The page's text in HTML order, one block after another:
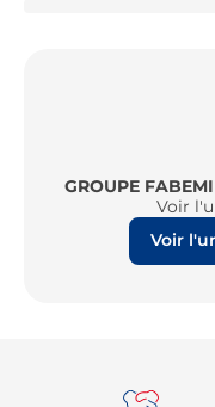
GROUPE
Voir
Voir